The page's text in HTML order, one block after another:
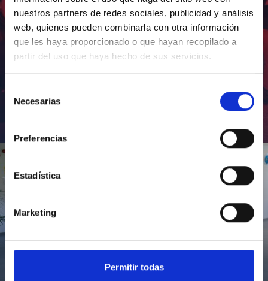
nuestros partners de redes sociales, publicidad y análisis
web, quienes pueden combinarla con otra información
que les haya proporcionado o que hayan recopilado a
partir del uso que haya hecho de sus servicios.
Necesarias
Preferencias
Estadística
Marketing
Permitir todas